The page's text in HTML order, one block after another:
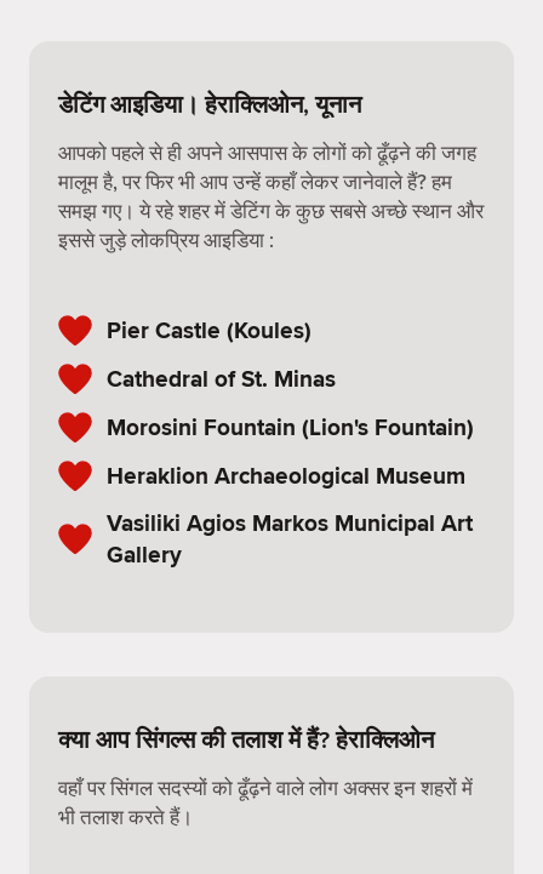
डेटिंग आइडिया। हेराक्लिओन, यूनान
आपको पहले से ही अपने आसपास के लोगों को ढूँढ़ने की जगह
मालूम है, पर फिर भी आप उन्हें कहाँ लेकर जानेवाले हैं? हम
समझ गए। ये रहे शहर में डेटिंग के कुछ सबसे अच्छे स्थान और
इससे जुड़े लोकप्रिय आइडिया :
Pier Castle (Koules)
Cathedral of St. Minas
Morosini Fountain (Lion's Fountain)
Heraklion Archaeological Museum
Vasiliki Agios Markos Municipal Art
Gallery
क्या आप सिंगल्स की तलाश में हैं? हेराक्लिओन
वहाँ पर सिंगल सदस्यों को ढूँढ़ने वाले लोग अक्सर इन शहरों में
भी तलाश करते हैं।